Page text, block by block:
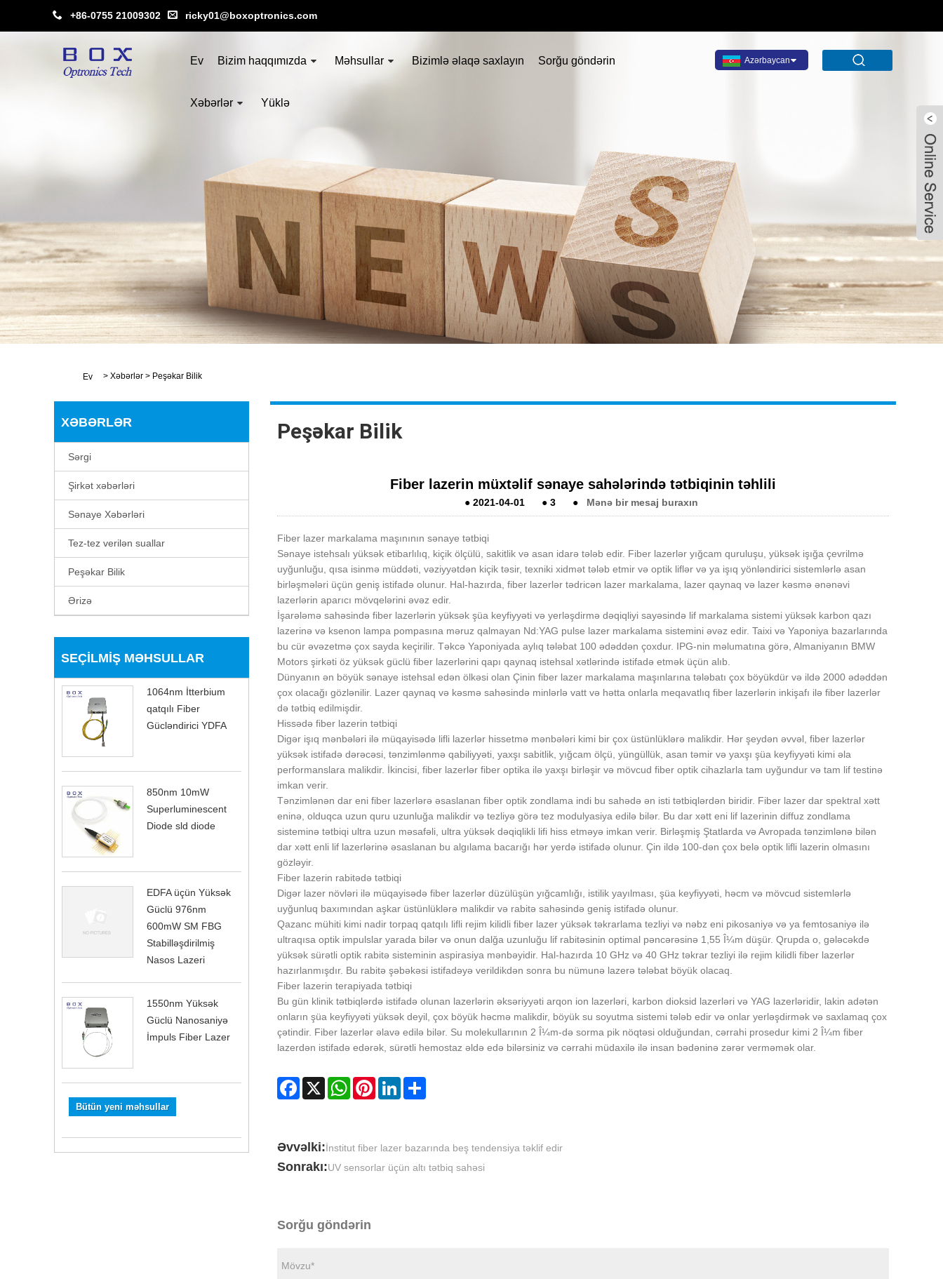
+86-0755 21009302 ricky01@boxoptronics.com
Azərbaycan
Ev Bizim haqqımızda Məhsullar Bizimlə əlaqə saxlayın Sorğu göndərin
Xəbərlər Yüklə
Ev > Xəbərlər > Peşəkar Bilik
XƏBƏRLƏR
Sərgi
Şirkət xəbərləri
Sənaye Xəbərləri
Tez-tez verilən suallar
Peşəkar Bilik
Ərizə
SEÇILMIŞ MƏHSULLAR
1064nm İtterbium
qatqılı Fiber
Gücləndirici YDFA
850nm 10mW
Superluminescent
Diode sld diode
EDFA üçün Yüksək
Güclü 976nm
600mW SM FBG
Stabilləşdirilmiş
Nasos Lazeri
1550nm Yüksək
Güclü Nanosaniyə
İmpuls Fiber Lazer
Bütün yeni məhsullar
Peşəkar Bilik
Fiber lazerin müxtəlif sənaye sahələrində tətbiqinin təhlili
● 2021-04-01 ● 3 ● Mənə bir mesaj buraxın
Fiber lazer markalama maşınının sənaye tətbiqi
Sənaye istehsalı yüksək etibarlılıq, kiçik ölçülü, sakitlik və asan idarə tələb edir. Fiber lazerlər yığcam quruluşu, yüksək işığa çevrilmə
uyğunluğu, qısa isinmə müddəti, vəziyyətdən kiçik təsir, texniki xidmət tələb etmir və optik liflər və ya işıq yönləndirici sistemlərlə asan
birləşmələri üçün geniş istifadə olunur. Hal-hazırda, fiber lazerlər tədricən lazer markalama, lazer qaynaq və lazer kəsmə ənənəvi
lazerlərin aparıcı mövqelərini əvəz edir.
İşarələmə sahəsində fiber lazerlərin yüksək şüa keyfiyyəti və yerləşdirmə dəqiqliyi sayəsində lif markalama sistemi yüksək karbon qazı
lazerinə və ksenon lampa pompasına məruz qalmayan Nd:YAG pulse lazer markalama sistemini əvəz edir. Taixi və Yaponiya bazarlarında
bu cür əvəzetmə çox sayda keçirilir. Təkcə Yaponiyada aylıq tələbat 100 ədəddən çoxdur. IPG-nin məlumatına görə, Almaniyanın BMW
Motors şirkəti öz yüksək güclü fiber lazerlərini qapı qaynaq istehsal xətlərində istifadə etmək üçün alıb.
Dünyanın ən böyük sənaye istehsal edən ölkəsi olan Çinin fiber lazer markalama maşınlarına tələbatı çox böyükdür və ildə 2000 ədəddən
çox olacağı gözlənilir. Lazer qaynaq və kəsmə sahəsində minlərlə vatt və hətta onlarla meqavatlıq fiber lazerlərin inkişafı ilə fiber lazerlər
də tətbiq edilmişdir.
Hissədə fiber lazerin tətbiqi
Digər işıq mənbələri ilə müqayisədə lifli lazerlər hissetmə mənbələri kimi bir çox üstünlüklərə malikdir. Hər şeydən əvvəl, fiber lazerlər
yüksək istifadə dərəcəsi, tənzimlənmə qabiliyyəti, yaxşı sabitlik, yığcam ölçü, yüngüllük, asan təmir və yaxşı şüa keyfiyyəti kimi əla
performanslara malikdir. İkincisi, fiber lazerlər fiber optika ilə yaxşı birləşir və mövcud fiber optik cihazlarla tam uyğundur və tam lif testinə
imkan verir.
Tənzimlənən dar eni fiber lazerlərə əsaslanan fiber optik zondlama indi bu sahədə ən isti tətbiqlərdən biridir. Fiber lazer dar spektral xətt
eninə, olduqca uzun quru uzunluğa malikdir və tezliyə görə tez modulyasiya edilə bilər. Bu dar xətt eni lif lazerinin diffuz zondlama
sisteminə tətbiqi ultra uzun məsafəli, ultra yüksək dəqiqlikli lifi hiss etməyə imkan verir. Birləşmiş Ştatlarda və Avropada tənzimlənə bilən
dar xətt enli lif lazerlərinə əsaslanan bu algılama bacarığı hər yerdə istifadə olunur. Çin ildə 100-dən çox belə optik lifli lazerin olmasını
gözləyir.
Fiber lazerin rabitədə tətbiqi
Digər lazer növləri ilə müqayisədə fiber lazerlər düzülüşün yığcamlığı, istilik yayılması, şüa keyfiyyəti, həcm və mövcud sistemlərlə
uyğunluq baxımından aşkar üstünlüklərə malikdir və rabitə sahəsində geniş istifadə olunur.
Qazanc mühiti kimi nadir torpaq qatqılı lifli rejim kilidli fiber lazer yüksək təkrarlama tezliyi və nəbz eni pikosaniyə və ya femtosaniyə ilə
ultraqısa optik impulslar yarada bilər və onun dalğa uzunluğu lif rabitəsinin optimal pəncərəsinə 1,55 Î¼m düşür. Qrupda o, gələcəkdə
yüksək sürətli optik rabitə sisteminin aspirasiya mənbəyidir. Hal-hazırda 10 GHz və 40 GHz təkrar tezliyi ilə rejim kilidli fiber lazerlər
hazırlanmışdır. Bu rabitə şəbəkəsi istifadəyə verildikdən sonra bu nümunə lazerə tələbat böyük olacaq.
Fiber lazerin terapiyada tətbiqi
Bu gün klinik tətbiqlərdə istifadə olunan lazerlərin əksəriyyəti arqon ion lazerləri, karbon dioksid lazerləri və YAG lazerləridir, lakin adətən
onların şüa keyfiyyəti yüksək deyil, çox böyük həcmə malikdir, böyük su soyutma sistemi tələb edir və onlar yerləşdirmək və saxlamaq çox
çətindir. Fiber lazerlər əlavə edilə bilər. Su molekullarının 2 Î¼m-də sorma pik nöqtəsi olduğundan, cərrahi prosedur kimi 2 Î¼m fiber
lazerdən istifadə edərək, sürətli hemostaz əldə edə bilərsiniz və cərrahi müdaxilə ilə insan bədəninə zərər verməmək olar.
Facebook
X WhatsAppPinterestLinkedInShare
Əvvəlki:İnstitut fiber lazer bazarında beş tendensiya təklif edir
Sonrakı:UV sensorlar üçün altı tətbiq sahəsi
Sorğu göndərin